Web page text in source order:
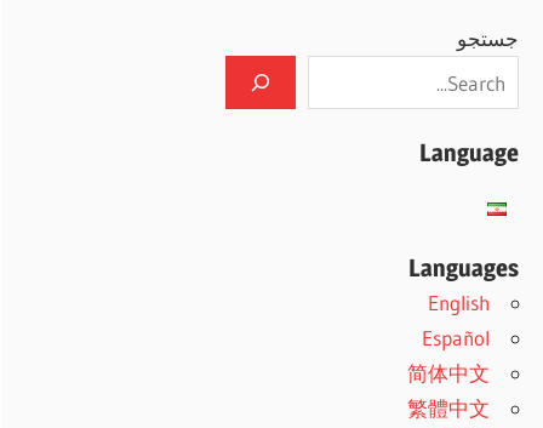
جستجو
Language
Languages
English
Español
简体中文
繁體中文